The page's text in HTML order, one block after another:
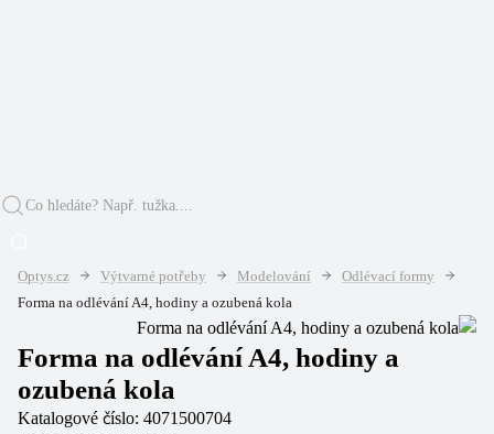
Optys.cz Výtvarné potřeby Modelování
Odlévací formy
Forma na odlévání A4, hodiny a ozubená kola
Forma na odlévání A4, hodiny a
ozubená kola
Katalogové číslo: 4071500704